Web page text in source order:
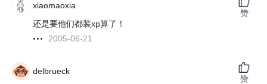
xiaomaoxia
还是要他们都装xp算了！
2005-06-21
赞
delbrueck
赞